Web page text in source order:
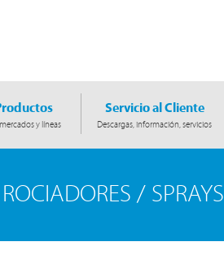
y líneas
Servicio al Cliente
Descargas, información, servicios
ROCIADORES / SPRAYS